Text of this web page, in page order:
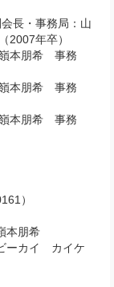
長・事務局：山
年卒）
本朋希 事務
本朋希 事務
本朋希 事務
）
本朋希
ーカイ カイケ